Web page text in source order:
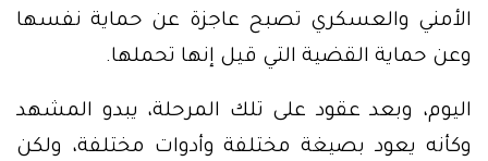
الأمني والعسكري تصبح عاجزة عن حماية نفسها
وعن حماية القضية التي قيل إنها تحملها.
اليوم، وبعد عقود على تلك المرحلة، يبدو المشهد
وكأنه يعود بصيغة مختلفة وأدوات مختلفة، ولكن